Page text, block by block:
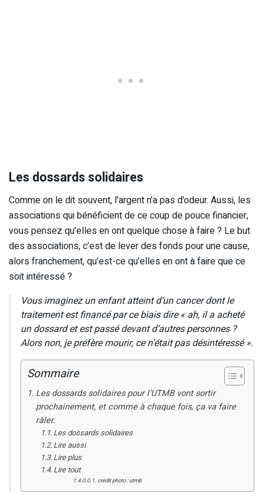
Les dossards solidaires
Comme on le dit souvent, l’argent n’a pas d’odeur. Aussi, les
associations qui bénéficient de ce coup de pouce financier,
vous pensez qu’elles en ont quelque chose à faire ? Le but
des associations, c’est de lever des fonds pour une cause,
alors franchement, qu’est-ce qu’elles en ont à faire que ce
soit intéressé ?
Vous imaginez un enfant atteint d’un cancer dont le
traitement est financé par ce biais dire « ah, il a acheté
un dossard et est passé devant d’autres personnes ?
Alors non, je préfère mourir, ce n’était pas désintéressé ».
Sommaire
Les dossards solidaires pour l’UTMB vont sortir
prochainement, et comme à chaque fois, ça va faire
râler.
Les dossards solidaires
Lire aussi
Lire plus
Lire tout
crédit photo : utmb